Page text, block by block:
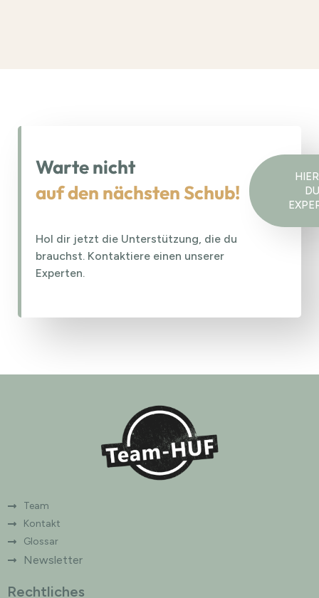
Warte nicht
auf den nächsten Schub!
Hol dir jetzt die Unterstützung, die du
brauchst. Kontaktiere einen unserer
Experten.
Team
Kontakt
Glossar
Newsletter
Rechtliches